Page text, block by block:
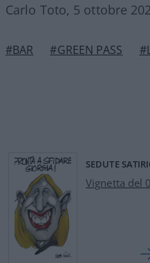
Carlo Toto, 5 ottobre
#BAR #GREEN PASS
SEDUTE
Vignetta del